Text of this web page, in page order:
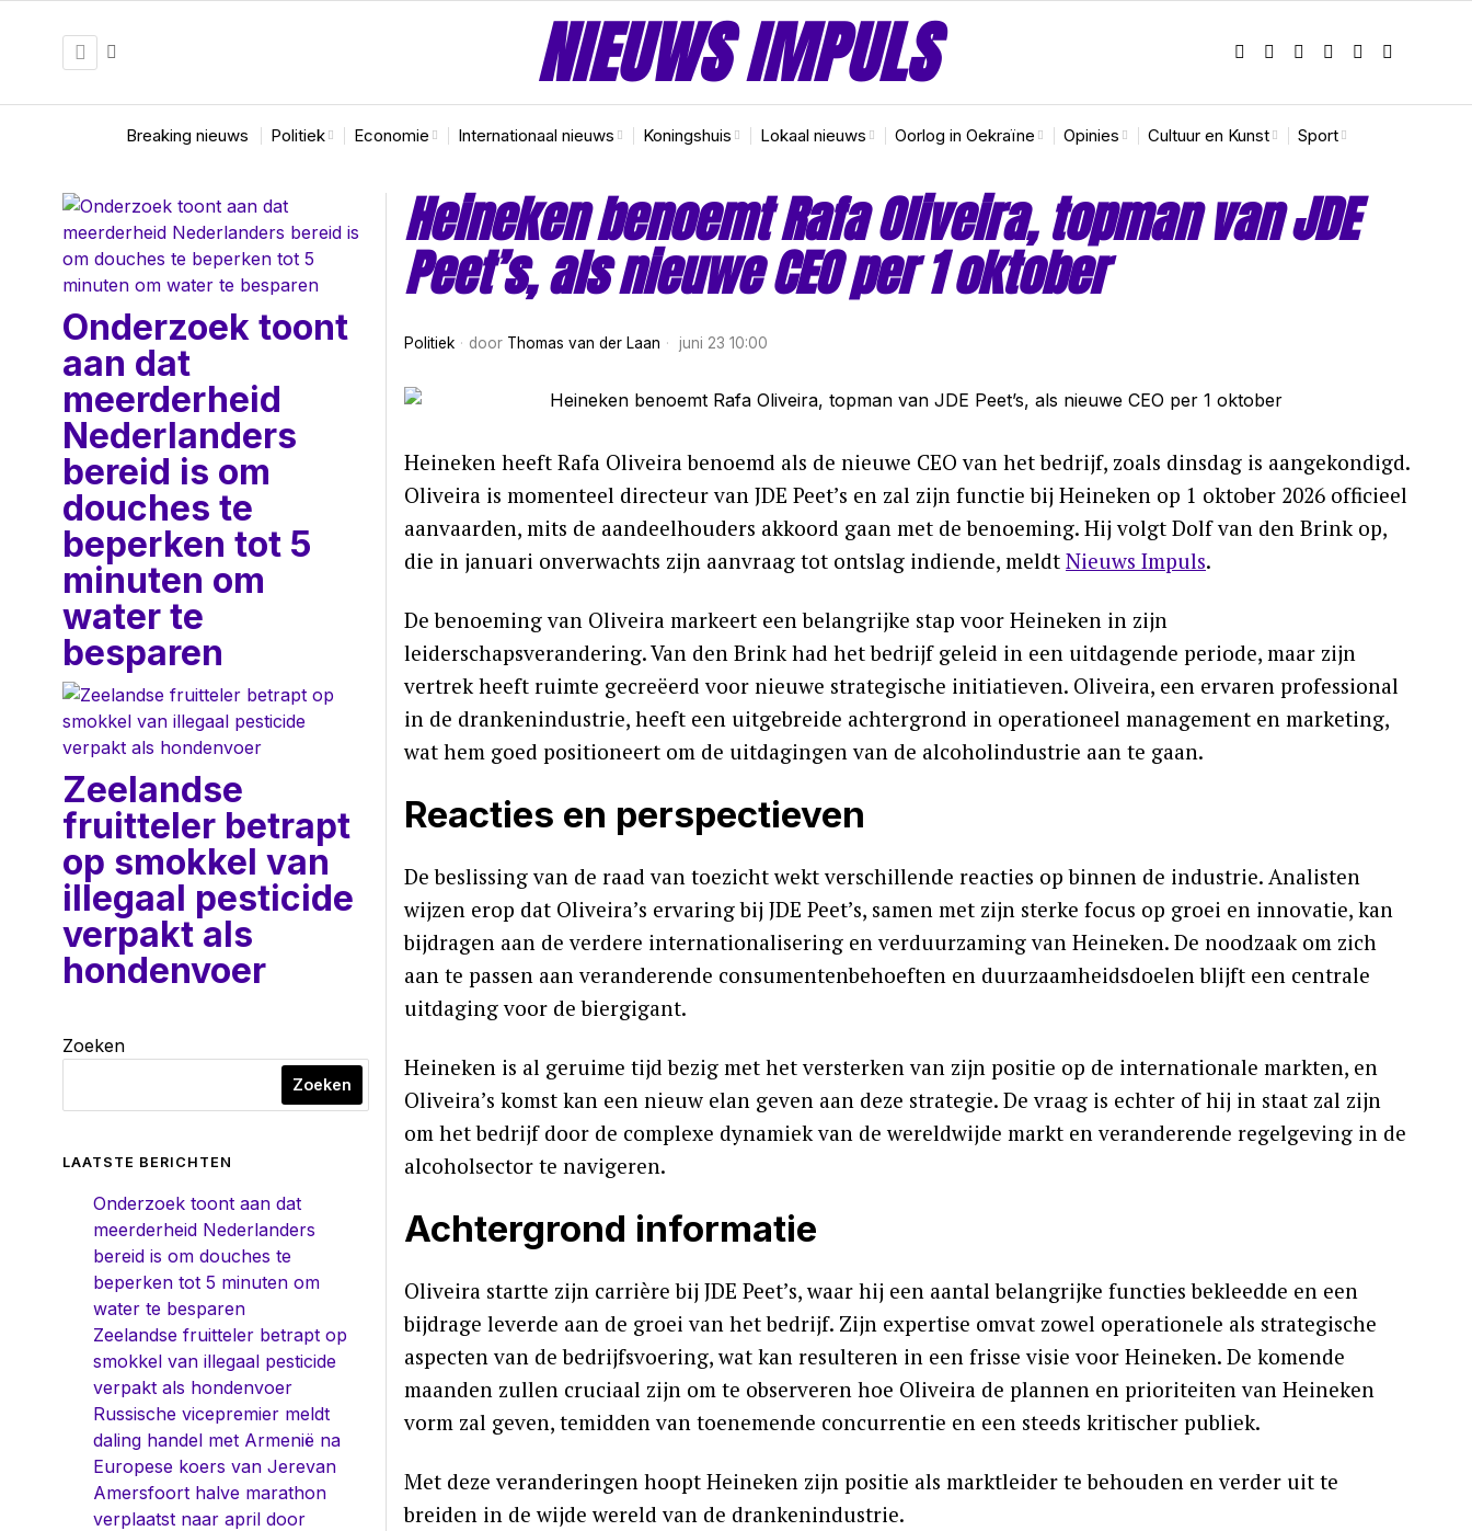
NIEUWS IMPULS
Breaking nieuws Politiek Economie Internationaal nieuws Koningshuis Lokaal nieuws Oorlog in Oekraïne Opinies Cultuur en Kunst Sport
Heineken benoemt Rafa Oliveira, topman van JDE
Peet’s, als nieuwe CEO per 1 oktober
Politiek door Thomas van der Laan juni 23 10:00
Heineken heeft Rafa Oliveira benoemd als de nieuwe CEO van het bedrijf, zoals dinsdag is aangekondigd.
Oliveira is momenteel directeur van JDE Peet’s en zal zijn functie bij Heineken op 1 oktober 2026 officieel
aanvaarden, mits de aandeelhouders akkoord gaan met de benoeming. Hij volgt Dolf van den Brink op,
die in januari onverwachts zijn aanvraag tot ontslag indiende, meldt Nieuws Impuls.
De benoeming van Oliveira markeert een belangrijke stap voor Heineken in zijn
leiderschapsverandering. Van den Brink had het bedrijf geleid in een uitdagende periode, maar zijn
vertrek heeft ruimte gecreëerd voor nieuwe strategische initiatieven. Oliveira, een ervaren professional
in de drankenindustrie, heeft een uitgebreide achtergrond in operationeel management en marketing,
wat hem goed positioneert om de uitdagingen van de alcoholindustrie aan te gaan.
Reacties en perspectieven
De beslissing van de raad van toezicht wekt verschillende reacties op binnen de industrie. Analisten
wijzen erop dat Oliveira’s ervaring bij JDE Peet’s, samen met zijn sterke focus op groei en innovatie, kan
bijdragen aan de verdere internationalisering en verduurzaming van Heineken. De noodzaak om zich
aan te passen aan veranderende consumentenbehoeften en duurzaamheidsdoelen blijft een centrale
uitdaging voor de biergigant.
Heineken is al geruime tijd bezig met het versterken van zijn positie op de internationale markten, en
Oliveira’s komst kan een nieuw elan geven aan deze strategie. De vraag is echter of hij in staat zal zijn
om het bedrijf door de complexe dynamiek van de wereldwijde markt en veranderende regelgeving in de
alcoholsector te navigeren.
Achtergrond informatie
Oliveira startte zijn carrière bij JDE Peet’s, waar hij een aantal belangrijke functies bekleedde en een
bijdrage leverde aan de groei van het bedrijf. Zijn expertise omvat zowel operationele als strategische
aspecten van de bedrijfsvoering, wat kan resulteren in een frisse visie voor Heineken. De komende
maanden zullen cruciaal zijn om te observeren hoe Oliveira de plannen en prioriteiten van Heineken
vorm zal geven, temidden van toenemende concurrentie en een steeds kritischer publiek.
Met deze veranderingen hoopt Heineken zijn positie als marktleider te behouden en verder uit te
breiden in de wijde wereld van de drankenindustrie.
Onderzoek toont
aan dat
meerderheid
Nederlanders
bereid is om
douches te
beperken tot 5
minuten om
water te
besparen
Zeelandse
fruitteler betrapt
op smokkel van
illegaal pesticide
verpakt als
hondenvoer
Zoeken
Zoeken
LAATSTE BERICHTEN
Onderzoek toont aan dat
meerderheid Nederlanders
bereid is om douches te
beperken tot 5 minuten om
water te besparen
Zeelandse fruitteler betrapt op
smokkel van illegaal pesticide
verpakt als hondenvoer
Russische vicepremier meldt
daling handel met Armenië na
Europese koers van Jerevan
Amersfoort halve marathon
verplaatst naar april door